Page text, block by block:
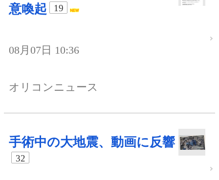
意喚起
19
08月07日 10:36
オリコンニュース
手術中の大地震、動画に反響
32